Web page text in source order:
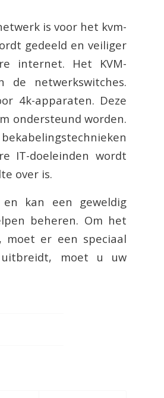
is voor het kvm-
gedeeld en veiliger
internet. Het KVM-
de netwerkswitches.
4k-apparaten. Deze
ondersteund worden.
IT-doeleinden wordt
over is.
kan een geweldig
beheren. Om het
moet er een speciaal
moet u uw